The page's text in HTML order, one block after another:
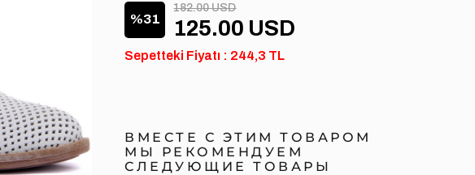
31
182.00 USD
125.00 USD
Sepetteki Fiyatı : 244,3 TL
ВМЕСТЕ С ЭТИМ ТОВАРОМ
МЫ РЕКОМЕНДУЕМ
СЛЕДУЮЩИЕ ТОВАРЫ